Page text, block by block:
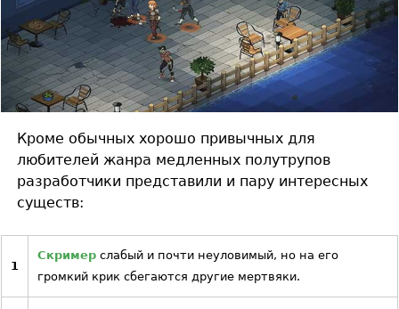
Кроме обычных хорошо привычных для
любителей жанра медленных полутрупов
разработчики представили и пару интересных
существ:
1
Скример слабый и почти неуловимый, но на его
громкий крик сбегаются другие мертвяки.